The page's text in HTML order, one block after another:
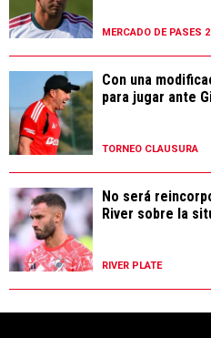
MERCADO DE PASES
Con una
para jugar ante
TORNEO CLAUSURA
No será
River sobre la
RIVER PLATE